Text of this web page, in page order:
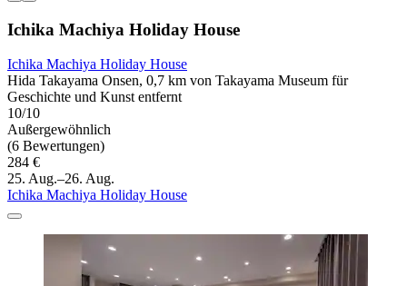
Ichika Machiya Holiday House
Ichika Machiya Holiday House
Hida Takayama Onsen, 0,7 km von Takayama Museum für
Geschichte und Kunst entfernt
10/10
Außergewöhnlich
(6 Bewertungen)
284 €
25. Aug.–26. Aug.
Ichika Machiya Holiday House